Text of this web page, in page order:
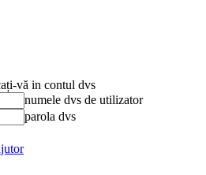
vă in contul dvs
numele dvs de utilizator
parola dvs